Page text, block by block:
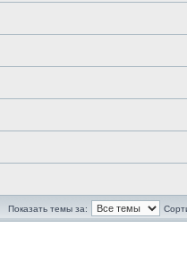
Показать темы за: